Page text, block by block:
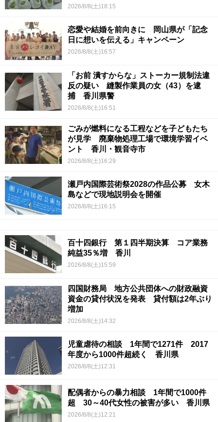
2026/8/8(土)18:15
恋愛や結婚を前向きに 岡山県が「記念
日に想いを伝える」キャンペーン
2026/8/8(土)16:57
「お前 潰すからな」ストーカー規制法違
反の疑い 縫製作業員の女（43）を逮
捕 香川県警
2026/8/8(土)16:51
ごみが燃料になる工程などを子どもたち
が見学 廃棄物処理工場で環境学習イベ
ント 香川・観音寺市
2026/8/8(土)16:29
瀬戸内国際芸術祭2028の作品公募 女木
島などで現地説明会を開催
2026/8/8(土)16:15
百十四銀行 第１四半期決算 コア業務
純益35％増 香川
2026/8/8(土)15:59
四国財務局 地方公共団体への財政融資
資金の貸付状況を発表 貸付額は2年ぶり
増加
2026/8/8(土)14:32
児童虐待の相談 1年間で1271件 2017
年度から1000件超続く 香川県
2026/8/8(土)12:31
配偶者からの暴力相談 1年間で1000件
超 30～40代女性の被害が多い 香川県
2026/8/8(土)12:21